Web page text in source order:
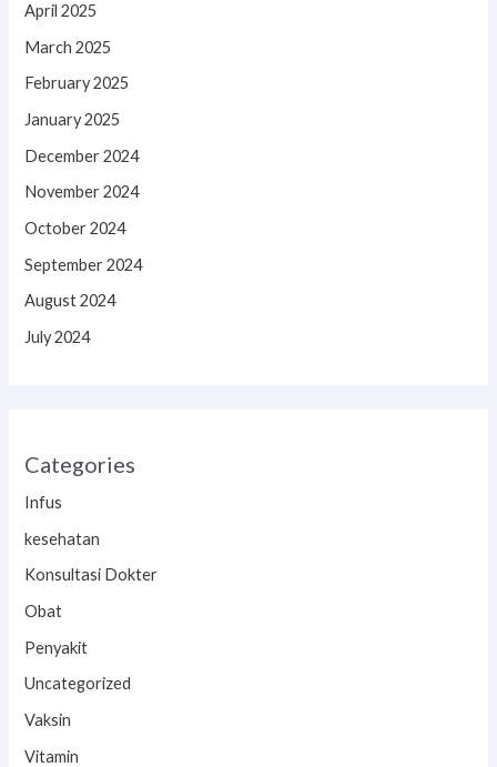
April 2025
March 2025
February 2025
January 2025
December 2024
November 2024
October 2024
September 2024
August 2024
July 2024
Categories
Infus
kesehatan
Konsultasi Dokter
Obat
Penyakit
Uncategorized
Vaksin
Vitamin